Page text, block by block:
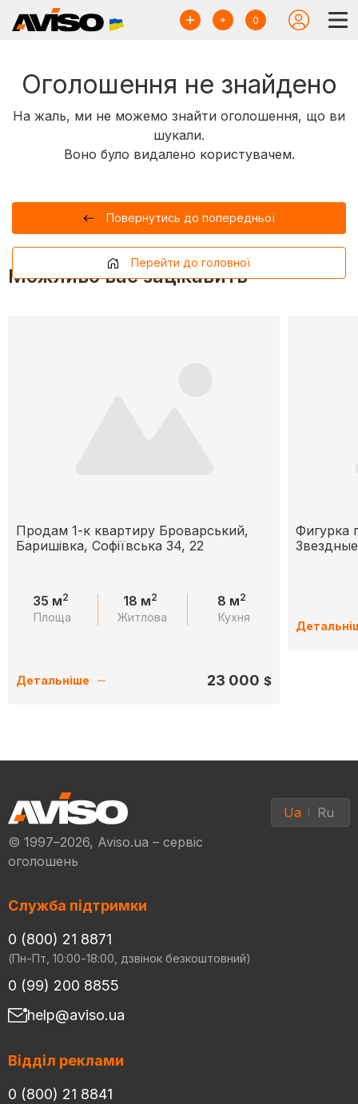
0
Оголошення не знайдено
На жаль, ми не можемо знайти оголошення, що ви
шукали.
Воно було видалено користувачем.
Повернутись до попередньої
Перейти до головної
Можливо вас зацікавить
Продам 1-к квартиру Броварський,
Баришівка, Софіївська 34, 22
35 м2
Площа
18 м2
Житлова
8 м2
Кухня
Детальніше 23 000 $
Фигурка
© 1997–2026, Aviso.ua – сервіс
оголошень
Ua Ru
Служба підтримки
0 (800) 21 8871
(Пн-Пт, 10:00-18:00, дзвінок безкоштовний)
0 (99) 200 8855
help@aviso.ua
Відділ реклами
0 (800) 21 8841